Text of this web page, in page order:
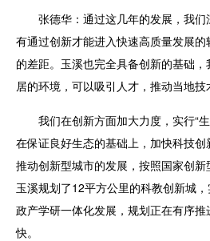
张德华：通过这几年的发展，我们
有通过创新才能进入快速高质量发展
的差距。玉溪也完全具备创新的基础
居的环境，可以吸引人才，推动当地技
我们在创新方面加大力度，实行“生
在保证良好生态的基础上，加快科技
推动创新型城市的发展，按照国家创
玉溪规划了12平方公里的科教创新城，
政产学研一体化发展，规划正在有序
快。